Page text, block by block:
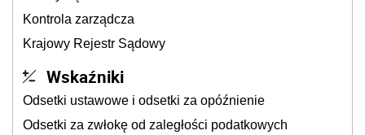
Kontrola zarządcza
Krajowy Rejestr Sądowy
Wskaźniki
Odsetki ustawowe i odsetki za opóźnienie
Odsetki za zwłokę od zaległości podatkowych